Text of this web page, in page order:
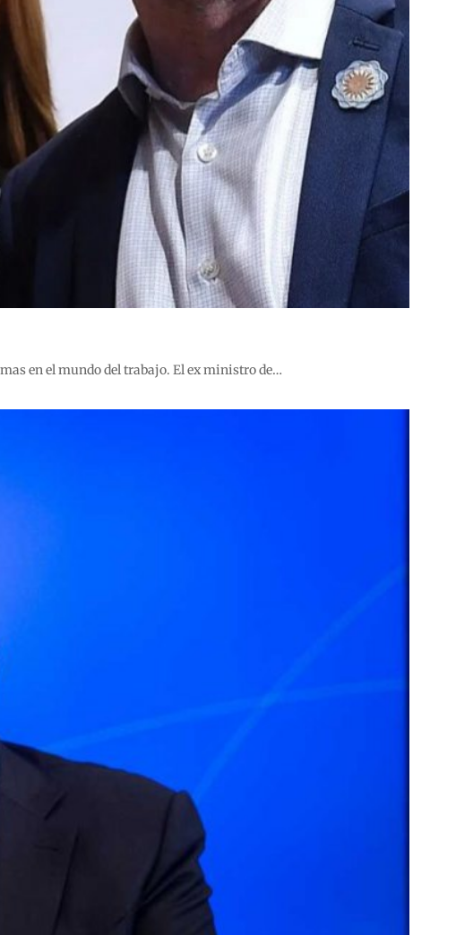
en el mundo del trabajo. El ex ministro de…